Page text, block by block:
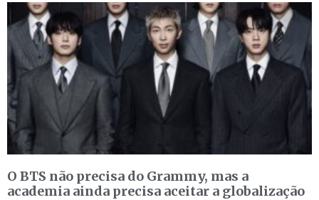
O BTS não precisa do Grammy, mas a
academia ainda precisa aceitar a globalização